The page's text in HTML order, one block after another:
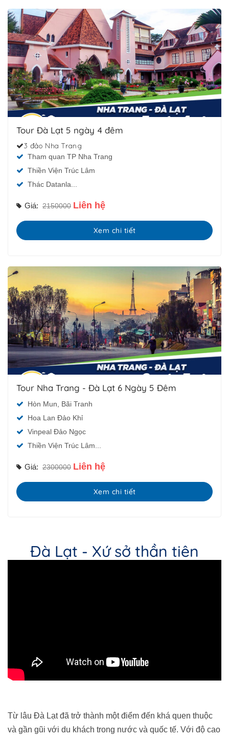
Tour Đà Lạt 5 ngày 4 đêm
3 đảo Nha Trang
Tham quan TP Nha Trang
Thiền Viện Trúc Lâm
Thác Datanla...
Giá: 2150000 Liên hệ
Xem chi tiết
Tour Nha Trang - Đà Lạt 6 Ngày 5 Đêm
Hòn Mun, Bãi Tranh
Hoa Lan Đảo Khỉ
Vinpeal Đảo Ngọc
Thiền Viện Trúc Lâm...
Giá: 2300000 Liên hệ
Xem chi tiết
Đà Lạt - Xứ sở thần tiên
Từ lâu Đà Lạt đã trở thành một điểm đến khá quen thuộc
và gần gũi với du khách trong nước và quốc tế. Với độ cao